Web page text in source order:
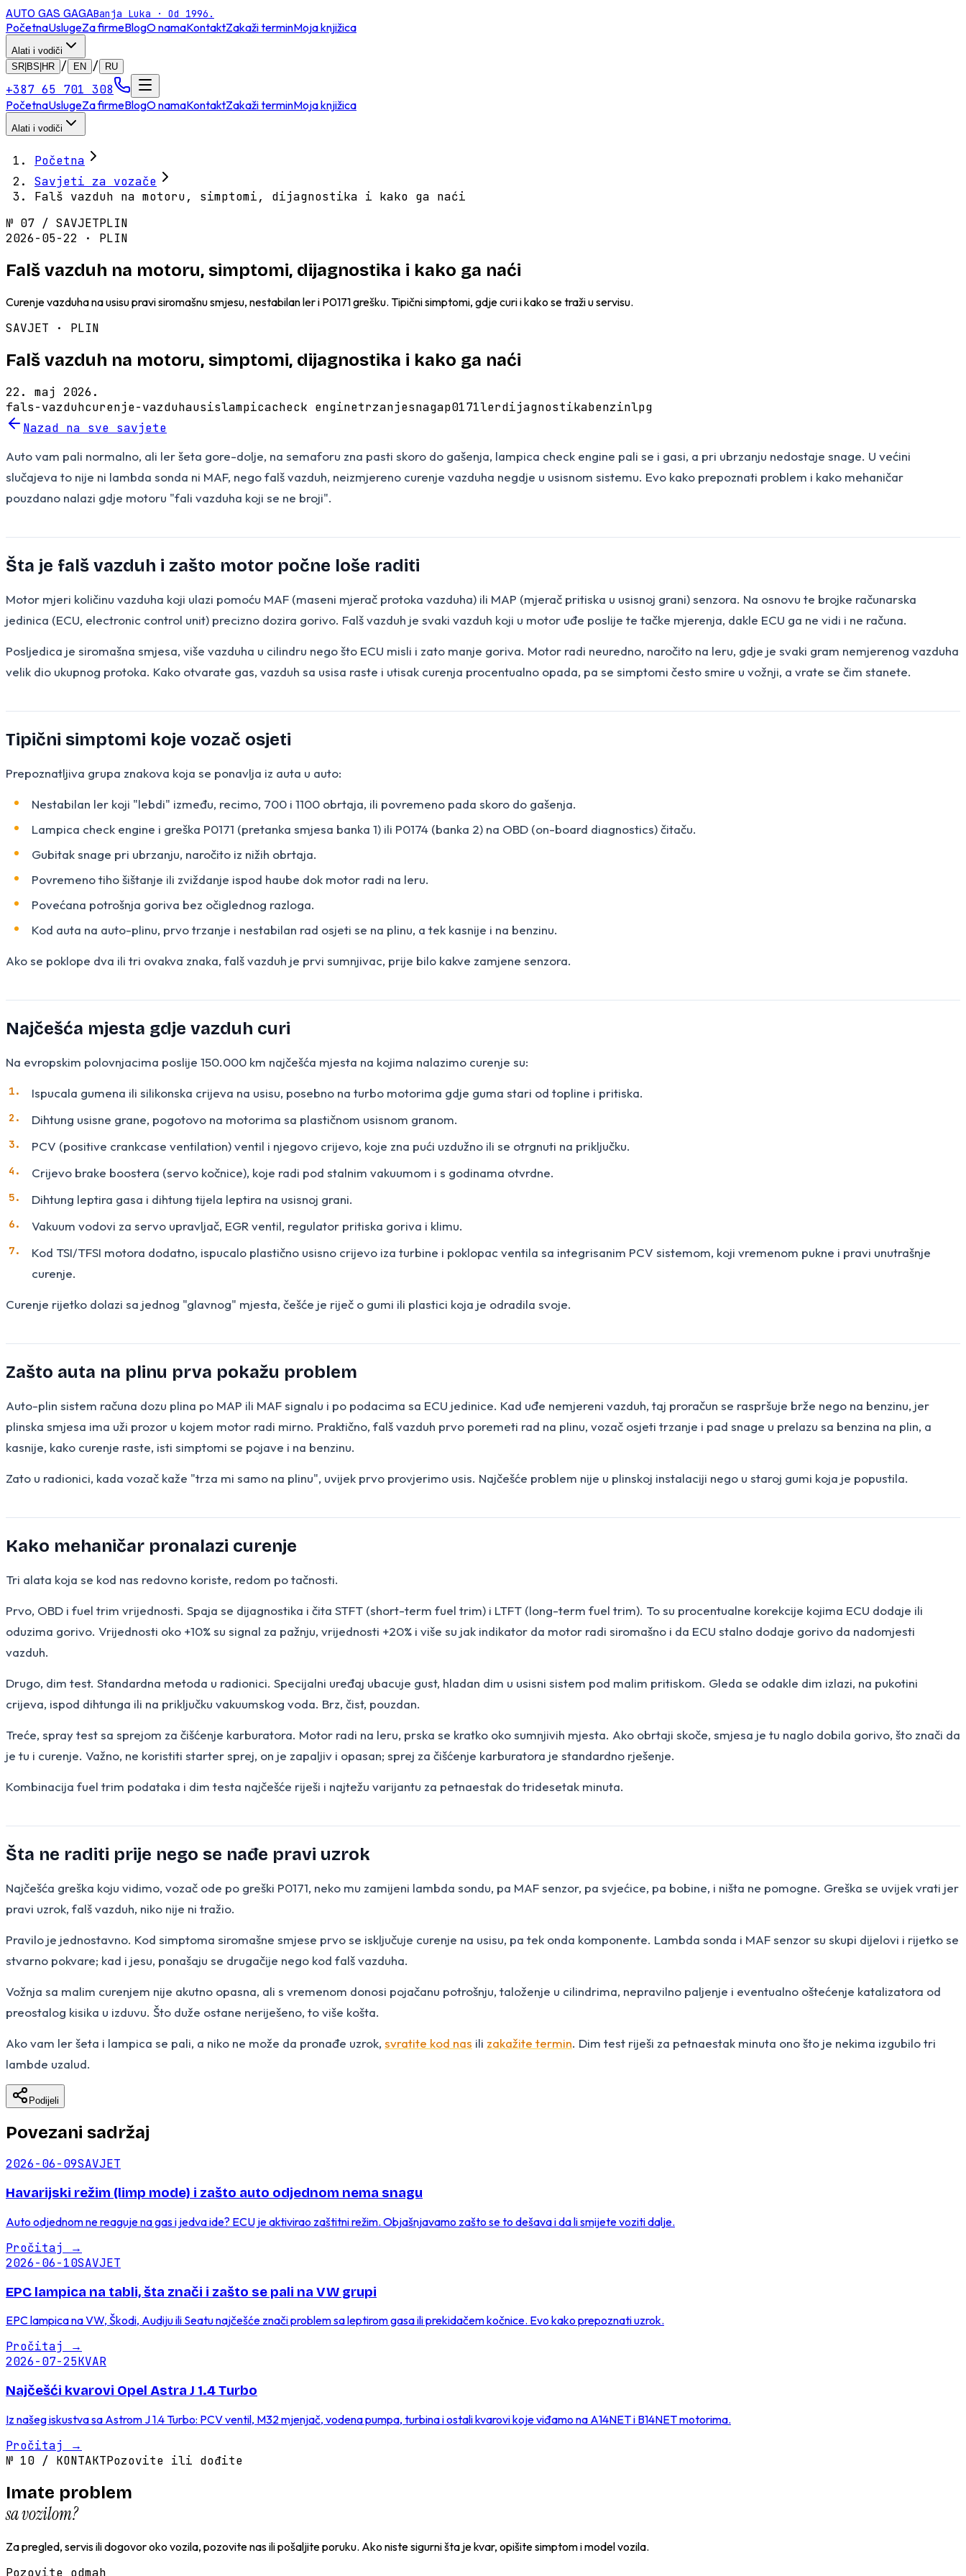
AUTO GAS GAGABanja Luka · Od 1996.
PočetnaUslugeZa firmeBlogO namaKontaktZakaži terminMoja knjižica
Alati i vodiči
SR|BS|HR
/ EN / RU
+387 65 701 308
PočetnaUslugeZa firmeBlogO namaKontaktZakaži terminMoja knjižica
Alati i vodiči
Početna
Savjeti za vozače
Falš vazduh na motoru, simptomi, dijagnostika i kako ga naći
№ 07 / SAVJETPLIN
2026-05-22 · PLIN
Falš vazduh na motoru, simptomi, dijagnostika i kako ga naći
Curenje vazduha na usisu pravi siromašnu smjesu, nestabilan ler i P0171 grešku. Tipični simptomi, gdje curi i kako se traži u servisu.
SAVJET · PLIN
Falš vazduh na motoru, simptomi, dijagnostika i kako ga naći
22. maj 2026.
fals-vazduhcurenje-vazduhausislampicacheck enginetrzanjesnagap0171lerdijagnostikabenzinlpg
Nazad na sve savjete
Auto vam pali normalno, ali ler šeta gore-dolje, na semaforu zna pasti skoro do gašenja, lampica check engine pali se i gasi, a pri ubrzanju nedostaje snage. U većini
slučajeva to nije ni lambda sonda ni MAF, nego falš vazduh, neizmjereno curenje vazduha negdje u usisnom sistemu. Evo kako prepoznati problem i kako mehaničar
pouzdano nalazi gdje motoru "fali vazduha koji se ne broji".
Šta je falš vazduh i zašto motor počne loše raditi
Motor mjeri količinu vazduha koji ulazi pomoću MAF (maseni mjerač protoka vazduha) ili MAP (mjerač pritiska u usisnoj grani) senzora. Na osnovu te brojke računarska
jedinica (ECU, electronic control unit) precizno dozira gorivo. Falš vazduh je svaki vazduh koji u motor uđe poslije te tačke mjerenja, dakle ECU ga ne vidi i ne računa.
Posljedica je siromašna smjesa, više vazduha u cilindru nego što ECU misli i zato manje goriva. Motor radi neuredno, naročito na leru, gdje je svaki gram nemjerenog vazduha
velik dio ukupnog protoka. Kako otvarate gas, vazduh sa usisa raste i utisak curenja procentualno opada, pa se simptomi često smire u vožnji, a vrate se čim stanete.
Tipični simptomi koje vozač osjeti
Prepoznatljiva grupa znakova koja se ponavlja iz auta u auto:
Nestabilan ler koji "lebdi" između, recimo, 700 i 1100 obrtaja, ili povremeno pada skoro do gašenja.
Lampica check engine i greška P0171 (pretanka smjesa banka 1) ili P0174 (banka 2) na OBD (on-board diagnostics) čitaču.
Gubitak snage pri ubrzanju, naročito iz nižih obrtaja.
Povremeno tiho šištanje ili zviždanje ispod haube dok motor radi na leru.
Povećana potrošnja goriva bez očiglednog razloga.
Kod auta na auto-plinu, prvo trzanje i nestabilan rad osjeti se na plinu, a tek kasnije i na benzinu.
Ako se poklope dva ili tri ovakva znaka, falš vazduh je prvi sumnjivac, prije bilo kakve zamjene senzora.
Najčešća mjesta gdje vazduh curi
Na evropskim polovnjacima poslije 150.000 km najčešća mjesta na kojima nalazimo curenje su:
Ispucala gumena ili silikonska crijeva na usisu, posebno na turbo motorima gdje guma stari od topline i pritiska.
Dihtung usisne grane, pogotovo na motorima sa plastičnom usisnom granom.
PCV (positive crankcase ventilation) ventil i njegovo crijevo, koje zna pući uzdužno ili se otrgnuti na priključku.
Crijevo brake boostera (servo kočnice), koje radi pod stalnim vakuumom i s godinama otvrdne.
Dihtung leptira gasa i dihtung tijela leptira na usisnoj grani.
Vakuum vodovi za servo upravljač, EGR ventil, regulator pritiska goriva i klimu.
Kod TSI/TFSI motora dodatno, ispucalo plastično usisno crijevo iza turbine i poklopac ventila sa integrisanim PCV sistemom, koji vremenom pukne i pravi unutrašnje
curenje.
Curenje rijetko dolazi sa jednog "glavnog" mjesta, češće je riječ o gumi ili plastici koja je odradila svoje.
Zašto auta na plinu prva pokažu problem
Auto-plin sistem računa dozu plina po MAP ili MAF signalu i po podacima sa ECU jedinice. Kad uđe nemjereni vazduh, taj proračun se raspršuje brže nego na benzinu, jer
plinska smjesa ima uži prozor u kojem motor radi mirno. Praktično, falš vazduh prvo poremeti rad na plinu, vozač osjeti trzanje i pad snage u prelazu sa benzina na plin, a
kasnije, kako curenje raste, isti simptomi se pojave i na benzinu.
Zato u radionici, kada vozač kaže "trza mi samo na plinu", uvijek prvo provjerimo usis. Najčešće problem nije u plinskoj instalaciji nego u staroj gumi koja je popustila.
Kako mehaničar pronalazi curenje
Tri alata koja se kod nas redovno koriste, redom po tačnosti.
Prvo, OBD i fuel trim vrijednosti. Spaja se dijagnostika i čita STFT (short-term fuel trim) i LTFT (long-term fuel trim). To su procentualne korekcije kojima ECU dodaje ili
oduzima gorivo. Vrijednosti oko +10% su signal za pažnju, vrijednosti +20% i više su jak indikator da motor radi siromašno i da ECU stalno dodaje gorivo da nadomjesti
vazduh.
Drugo, dim test. Standardna metoda u radionici. Specijalni uređaj ubacuje gust, hladan dim u usisni sistem pod malim pritiskom. Gleda se odakle dim izlazi, na pukotini
crijeva, ispod dihtunga ili na priključku vakuumskog voda. Brz, čist, pouzdan.
Treće, spray test sa sprejom za čišćenje karburatora. Motor radi na leru, prska se kratko oko sumnjivih mjesta. Ako obrtaji skoče, smjesa je tu naglo dobila gorivo, što znači da
je tu i curenje. Važno, ne koristiti starter sprej, on je zapaljiv i opasan; sprej za čišćenje karburatora je standardno rješenje.
Kombinacija fuel trim podataka i dim testa najčešće riješi i najtežu varijantu za petnaestak do tridesetak minuta.
Šta ne raditi prije nego se nađe pravi uzrok
Najčešća greška koju vidimo, vozač ode po greški P0171, neko mu zamijeni lambda sondu, pa MAF senzor, pa svjećice, pa bobine, i ništa ne pomogne. Greška se uvijek vrati jer
pravi uzrok, falš vazduh, niko nije ni tražio.
Pravilo je jednostavno. Kod simptoma siromašne smjese prvo se isključuje curenje na usisu, pa tek onda komponente. Lambda sonda i MAF senzor su skupi dijelovi i rijetko se
stvarno pokvare; kad i jesu, ponašaju se drugačije nego kod falš vazduha.
Vožnja sa malim curenjem nije akutno opasna, ali s vremenom donosi pojačanu potrošnju, taloženje u cilindrima, nepravilno paljenje i eventualno oštećenje katalizatora od
preostalog kisika u izduvu. Što duže ostane neriješeno, to više košta.
Ako vam ler šeta i lampica se pali, a niko ne može da pronađe uzrok, svratite kod nas ili zakažite termin. Dim test riješi za petnaestak minuta ono što je nekima izgubilo tri
lambde uzalud.
Podijeli
Povezani sadržaj
2026-06-09SAVJET
Havarijski režim (limp mode) i zašto auto odjednom nema snagu
Auto odjednom ne reaguje na gas i jedva ide? ECU je aktivirao zaštitni režim. Objašnjavamo zašto se to dešava i da li smijete voziti dalje.
Pročitaj →
2026-06-10SAVJET
EPC lampica na tabli, šta znači i zašto se pali na VW grupi
EPC lampica na VW, Škodi, Audiju ili Seatu najčešće znači problem sa leptirom gasa ili prekidačem kočnice. Evo kako prepoznati uzrok.
Pročitaj →
2026-07-25KVAR
Najčešći kvarovi Opel Astra J 1.4 Turbo
Iz našeg iskustva sa Astrom J 1.4 Turbo: PCV ventil, M32 mjenjač, vodena pumpa, turbina i ostali kvarovi koje viđamo na A14NET i B14NET motorima.
Pročitaj →
№ 10 / KONTAKTPozovite ili dođite
Imate problem
sa vozilom?
Za pregled, servis ili dogovor oko vozila, pozovite nas ili pošaljite poruku. Ako niste sigurni šta je kvar, opišite simptom i model vozila.
Pozovite odmah